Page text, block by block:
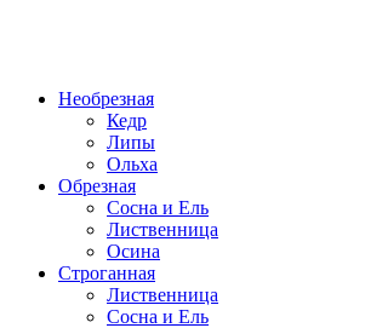
Необрезная
Кедр
Липы
Ольха
Обрезная
Cосна и Ель
Лиственница
Осина
Строганная
Лиственница
Сосна и Ель